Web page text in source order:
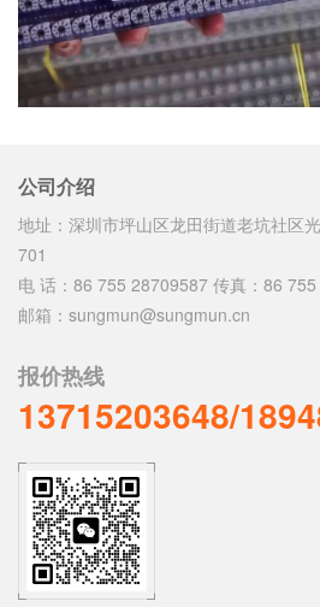
公司介绍
地址：深圳市坪山区龙田街道老坑社区
701
电 话：86 755 28709587 传真：86
邮箱：sungmun@sungmun.cn
报价热线
13715203648/